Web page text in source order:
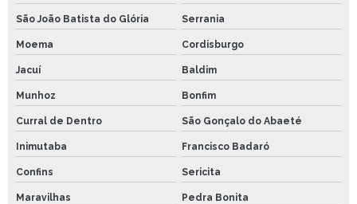
São João Batista do Glória Serrania
Moema Cordisburgo
Jacuí Baldim
Munhoz Bonfim
Curral de Dentro São Gonçalo do Abaeté
Inimutaba Francisco Badaró
Confins Sericita
Maravilhas Pedra Bonita